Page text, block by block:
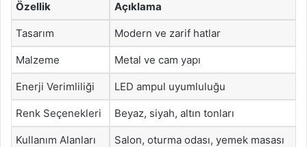
Özellik Açıklama
Tasarım Modern ve zarif hatlar
Malzeme Metal ve cam yapı
Enerji Verimliliği LED ampul uyumluluğu
Renk Seçenekleri Beyaz, siyah, altın tonları
Kullanım Alanları Salon, oturma odası, yemek masası